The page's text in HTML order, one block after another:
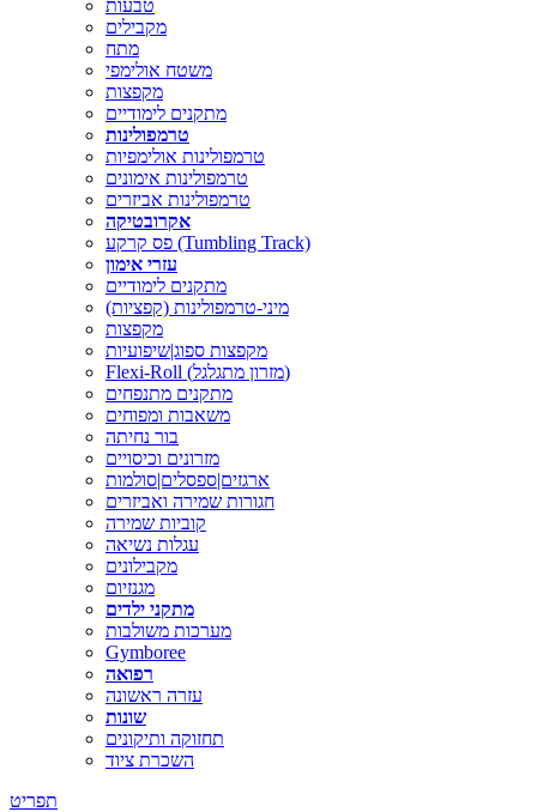
טבעות
מקבילים
מתח
משטח אולימפי
מקפצות
מתקנים לימודיים
טרמפולינות
טרמפולינות אולימפיות
טרמפולינות אימונים
טרמפולינות אביזרים
אקרובטיקה
פס קרקע (Tumbling Track)
עזרי אימון
מתקנים לימודיים
מיני-טרמפולינות (קפציות)
מקפצות
מקפצות ספוג|שיפועיות
Flexi-Roll (מזרון מתגלגל)
מתקנים מתנפחים
משאבות ומפוחים
בור נחיתה
מזרונים וכיסויים
ארגזים|ספסלים|סולמות
חגורות שמירה ואביזרים
קוביות שמירה
עגלות נשיאה
מקבילונים
מגנזיום
מתקני ילדים
מערכות משולבות
Gymboree
רפואה
עזרה ראשונה
שונות
תחזוקה ותיקונים
השכרת ציוד
תפריט